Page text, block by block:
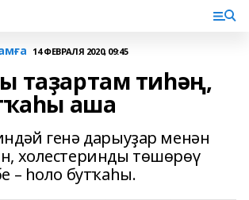
14 ФЕВРАЛЯ 2020, 09:45
таҙартам тиһәң,
аша
генә дарыуҙар менән
холестеринды төшөрөү
– һоло бутҡаһы.